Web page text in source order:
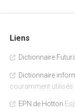
Liens
Dictionnaire
Dictionnaire
couramment utilisés
EPN de Hotton